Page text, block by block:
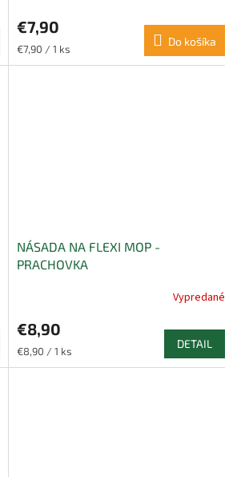
€7,90
Jednotková
€7,90 / 1 ks
Do košíka
NÁSADA NA FLEXI MOP -
PRACHOVKA
Vypredané
€8,90
Jednotková
€8,90 / 1 ks
DETAIL